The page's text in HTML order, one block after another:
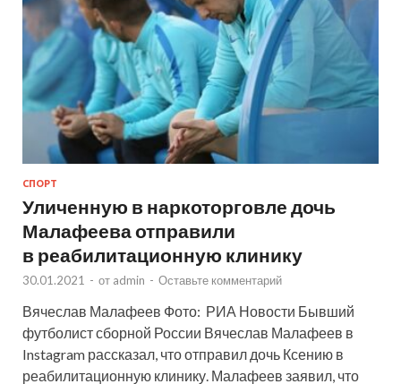
СПОРТ
Уличенную в наркоторговле дочь
Малафеева отправили
в реабилитационную клинику
30.01.2021 - от admin - Оставьте комментарий
Вячеслав Малафеев Фото: РИА Новости Бывший
футболист сборной России Вячеслав Малафеев в
Instagram рассказал, что отправил дочь Ксению в
реабилитационную клинику. Малафеев заявил, что